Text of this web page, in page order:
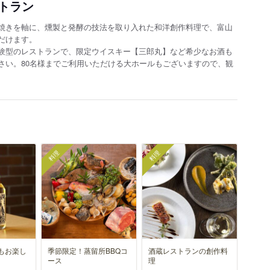
ラン
を軸に、燻製と発酵の技法を取り入れた和洋創作料理で、富山
ます。
のレストランで、限定ウイスキー【三郎丸】など希少なお酒も
。80名様までご利用いただける大ホールもございますので、観
お楽し
料理
季節限定！蒸留所BBQコ
ース
料理
酒蔵レストランの創作料
理